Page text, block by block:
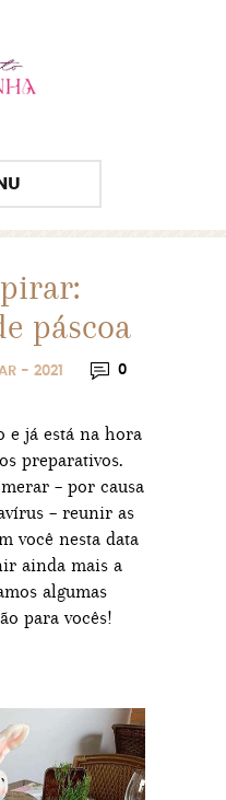
páscoa
- 2021 0
e já está na hora
preparativos.
– por causa
– reunir as
você nesta data
ainda mais a
algumas
para vocês!